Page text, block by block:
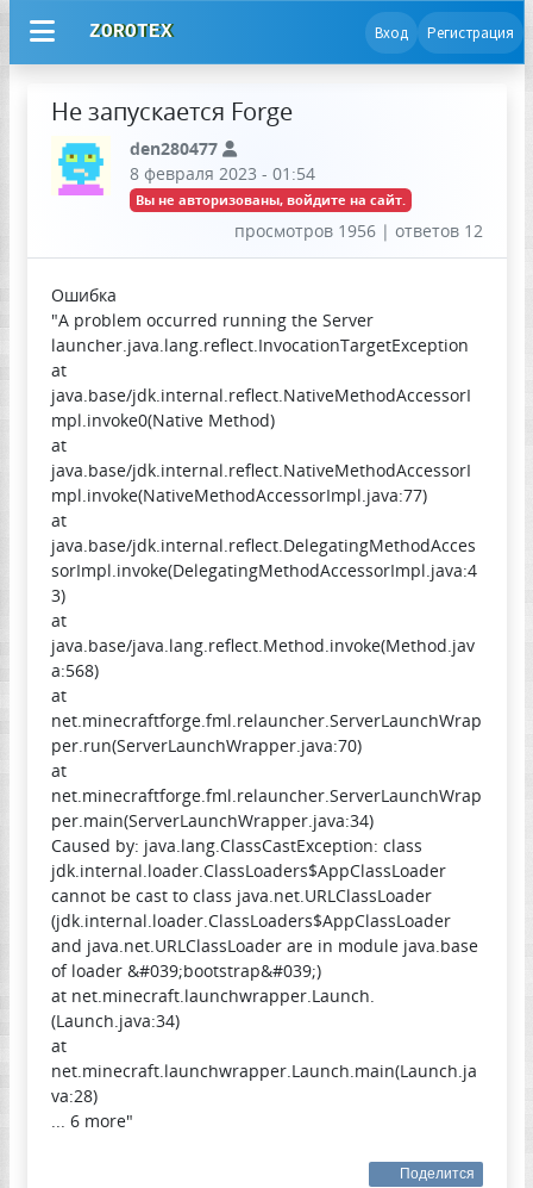
ZOROTEX Вход Регистрация
Не запуcкается Forge
den280477
8 февраля 2023 - 01:54
Вы не авторизованы, войдите на сайт.
просмотров 1956 | ответов 12
Ошибка
"A problem occurred running the Server
launcher.java.lang.reflect.InvocationTargetException
at
java.base/jdk.internal.reflect.NativeMethodAccessorI
mpl.invoke0(Native Method)
at
java.base/jdk.internal.reflect.NativeMethodAccessorI
mpl.invoke(NativeMethodAccessorImpl.java:77)
at
java.base/jdk.internal.reflect.DelegatingMethodAcces
sorImpl.invoke(DelegatingMethodAccessorImpl.java:4
3)
at
java.base/java.lang.reflect.Method.invoke(Method.jav
a:568)
at
net.minecraftforge.fml.relauncher.ServerLaunchWrap
per.run(ServerLaunchWrapper.java:70)
at
net.minecraftforge.fml.relauncher.ServerLaunchWrap
per.main(ServerLaunchWrapper.java:34)
Caused by: java.lang.ClassCastException: class
jdk.internal.loader.ClassLoaders$AppClassLoader
cannot be cast to class java.net.URLClassLoader
(jdk.internal.loader.ClassLoaders$AppClassLoader
and java.net.URLClassLoader are in module java.base
of loader &#039;bootstrap&#039;)
at net.minecraft.launchwrapper.Launch.
(Launch.java:34)
at
net.minecraft.launchwrapper.Launch.main(Launch.ja
va:28)
... 6 more"
Поделится